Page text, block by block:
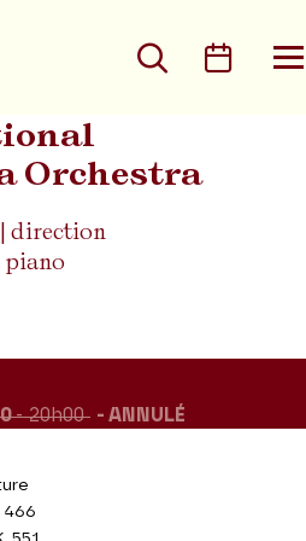
Rechercher
Orchestra
| direction
piano
- 20h00 ANNULÉ
466